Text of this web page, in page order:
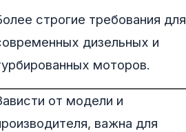
строгие требования для
дизельных и
моторов.
от модели и
важна для